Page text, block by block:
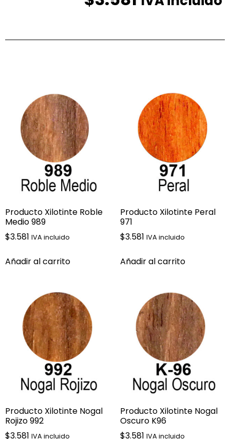
Producto Xilotinte Roble
Medio 989
$3.581 IVA incluido
Añadir al carrito
Producto Xilotinte Peral
971
$3.581 IVA incluido
Añadir al carrito
Producto Xilotinte Nogal
Rojizo 992
$3.581 IVA incluido
Producto Xilotinte Nogal
Oscuro K96
$3.581 IVA incluido